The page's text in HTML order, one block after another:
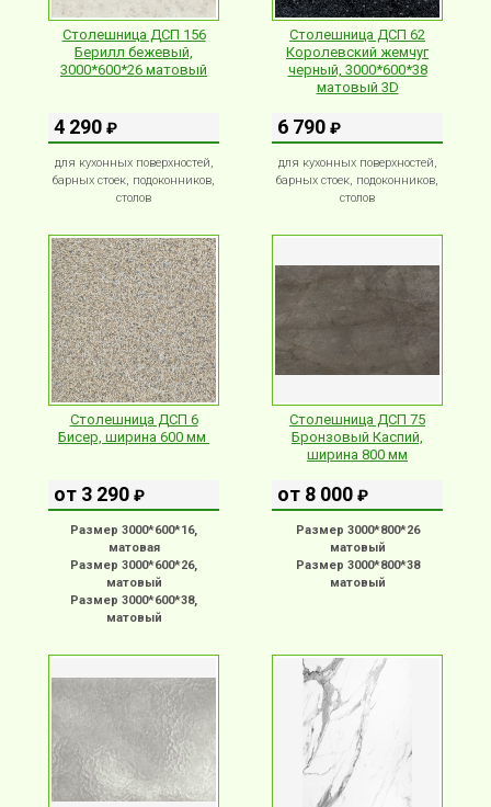
Столешница ДСП 156
Берилл бежевый,
3000*600*26 матовый
4 290 ₽
для кухонных поверхностей,
барных стоек, подоконников,
столов
Столешница ДСП 62
Королевский жемчуг
черный, 3000*600*38
матовый 3D
6 790 ₽
для кухонных поверхностей,
барных стоек, подоконников,
столов
Столешница ДСП 6
Бисер, ширина 600 мм
от 3 290 ₽
Размер 3000*600*16,
матовая
Размер 3000*600*26,
матовый
Размер 3000*600*38,
матовый
Столешница ДСП 75
Бронзовый Каспий,
ширина 800 мм
от 8 000 ₽
Размер 3000*800*26
матовый
Размер 3000*800*38
матовый